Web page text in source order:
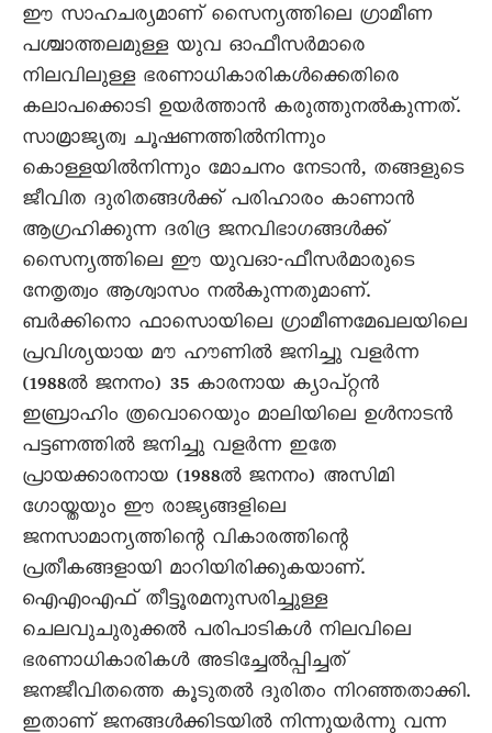
ഈ സാഹചര്യമാണ് സെെന്യത്തിലെ ഗ്രാമീണ
പശ്ചാത്തലമുള്ള യുവ ഓഫീസർമാരെ
നിലവിലുള്ള ഭരണാധികാരികൾക്കെതിരെ
കലാപക്കൊടി ഉയർത്താൻ കരുത്തുനൽകുന്നത്.
സാമ്രാജ്യത്വ ചൂഷണത്തിൽനിന്നും
കൊള്ളയിൽനിന്നും മോചനം നേടാൻ, തങ്ങളുടെ
ജീവിത ദുരിതങ്ങൾക്ക് പരിഹാരം കാണാൻ
ആഗ്രഹിക്കുന്ന ദരിദ്ര ജനവിഭാഗങ്ങൾക്ക്
സെെന്യത്തിലെ ഈ യുവഓ-ഫീസർമാരുടെ
നേതൃത്വം ആശ്വാസം നൽകുന്നതുമാണ്.
ബർക്കിനൊ ഫാസൊയിലെ ഗ്രാമീണമേഖലയിലെ
പ്രവിശ്യയായ മൗ ഹൗണിൽ ജനിച്ചു വളർന്ന
(1988ൽ ജനനം) 35 കാരനായ ക്യാപ്റ്റൻ
ഇബ്രാഹിം ത്രവൊറെയും മാലിയിലെ ഉൾനാടൻ
പട്ടണത്തിൽ ജനിച്ചു വളർന്ന ഇതേ
പ്രായക്കാരനായ (1988ൽ ജനനം) അസിമി
ഗോയ്തയും ഈ രാജ്യങ്ങളിലെ
ജനസാമാന്യത്തിന്റെ വികാരത്തിന്റെ
പ്രതീകങ്ങളായി മാറിയിരിക്കുകയാണ്.
ഐഎംഎഫ് തീട്ടൂരമനുസരിച്ചുള്ള
ചെലവുചുരുക്കൽ പരിപാടികൾ നിലവിലെ
ഭരണാധികാരികൾ അടിച്ചേൽപ്പിച്ചത്
ജനജീവിതത്തെ കൂടുതൽ ദുരിതം നിറഞ്ഞതാക്കി.
ഇതാണ് ജനങ്ങൾക്കിടയിൽ നിന്നുയർന്നു വന്ന